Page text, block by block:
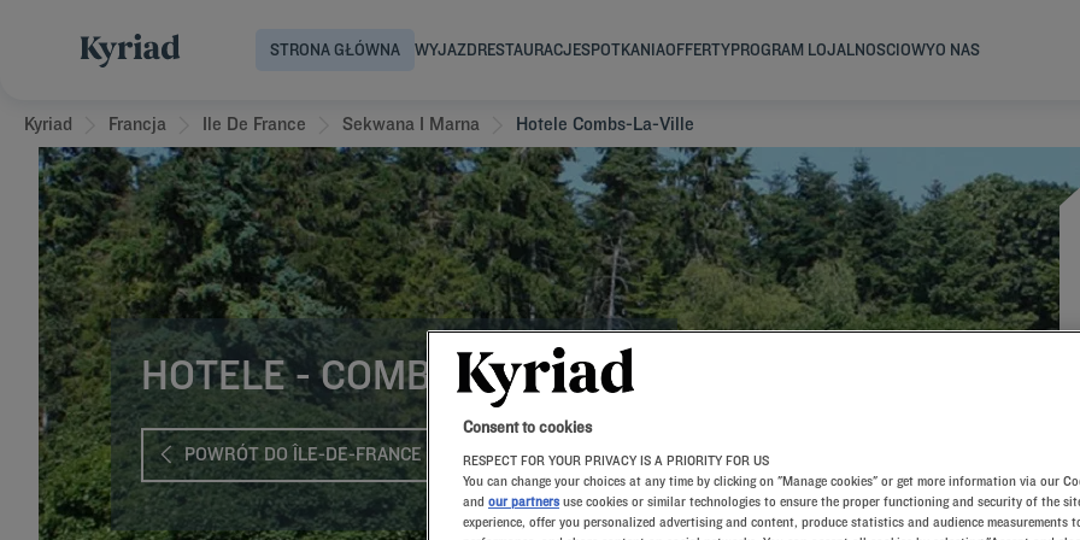
STRONA GŁÓWNA WYJAZDRESTAURACJESPOTKANIAOFFERTYPROGRAM LOJALNOSCIOWYO NAS
Kyriad Francja Ile De France Sekwana I Marna Hotele Combs-La-Ville
HOTELE - COMBS-LA-VILLE
POWRÓT DO ÎLE-DE-FRANCE
Consent to cookies
RESPECT FOR YOUR PRIVACY IS A PRIORITY FOR US
You can change your choices at any time by clicking on "Manage cookies" or get more information via our
and our partners use cookies or similar technologies to ensure the proper functioning and security of the
experience, offer you personalized advertising and content, produce statistics and audience measurements